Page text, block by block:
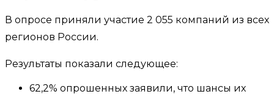
В опросе приняли участие 2 055 компаний из всех
регионов России.
Результаты показали следующее:
62,2% опрошенных заявили, что шансы их